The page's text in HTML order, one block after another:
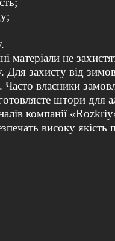
матеріали не
Для захисту від
Часто власники
штори для
компанії «Rоzkriy
високу якість